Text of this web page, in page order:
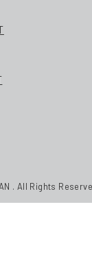
. All Rights